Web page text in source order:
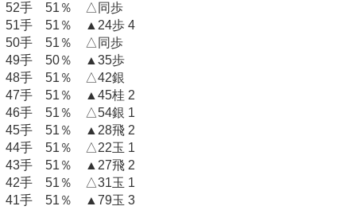
52手 51％ △同歩
51手 51％ ▲24歩 4
50手 51％ △同歩
49手 50％ ▲35歩
48手 51％ △42銀
47手 51％ ▲45桂 2
46手 51％ △54銀 1
45手 51％ ▲28飛 2
44手 51％ △22玉 1
43手 51％ ▲27飛 2
42手 51％ △31玉 1
41手 51％ ▲79玉 3